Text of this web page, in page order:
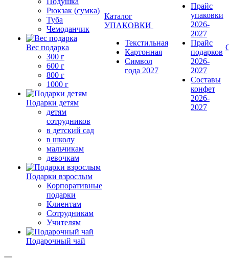
Рюкзак (сумка)
Туба
Чемоданчик
Вес подарка
300 г
600 г
800 г
1000 г
Подарки детям
детям
сотрудников
в детский сад
в школу
мальчикам
девочкам
Подарки взрослым
Корпоративные
подарки
Клиентам
Сотрудникам
Учителям
Подарочный чай
Каталог
УПАКОВКИ
Текстильная
Картонная
Символ
года 2027
Прайс
упаковки
2026-
2027
Прайс
подарков
2026-
2027
Составы
конфет
2026-
2027